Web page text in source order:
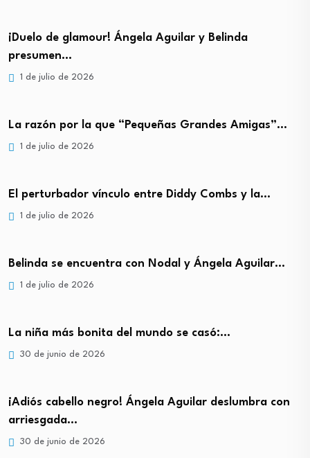
¡Duelo de glamour! Ángela Aguilar y Belinda
presumen…
1 de julio de 2026
La razón por la que “Pequeñas Grandes Amigas”…
1 de julio de 2026
El perturbador vínculo entre Diddy Combs y la…
1 de julio de 2026
Belinda se encuentra con Nodal y Ángela Aguilar…
1 de julio de 2026
La niña más bonita del mundo se casó:…
30 de junio de 2026
¡Adiós cabello negro! Ángela Aguilar deslumbra con
arriesgada…
30 de junio de 2026